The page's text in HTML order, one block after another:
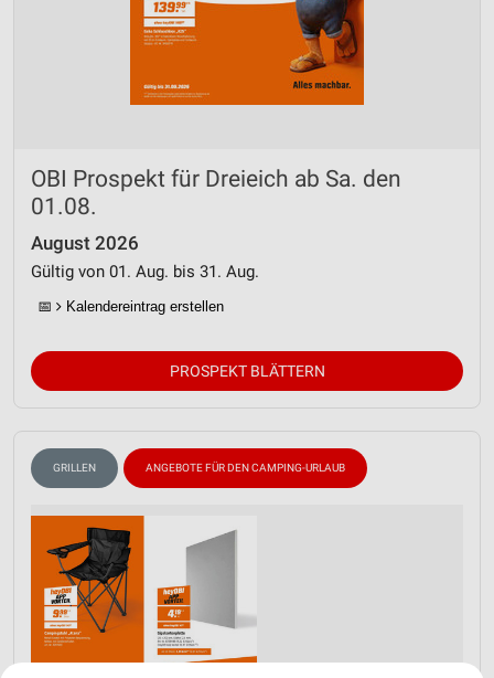
OBI Prospekt für Dreieich ab Sa. den
01.08.
August 2026
Gültig von 01. Aug. bis 31. Aug.
📅 Kalendereintrag erstellen
PROSPEKT BLÄTTERN
GRILLEN ANGEBOTE FÜR DEN CAMPING-URLAUB